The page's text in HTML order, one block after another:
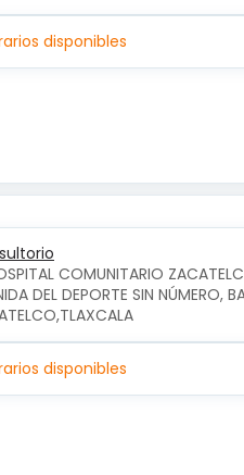
disponibles
COMUNITARIO
DEL DEPORTE SIN NÚMERO,
disponibles